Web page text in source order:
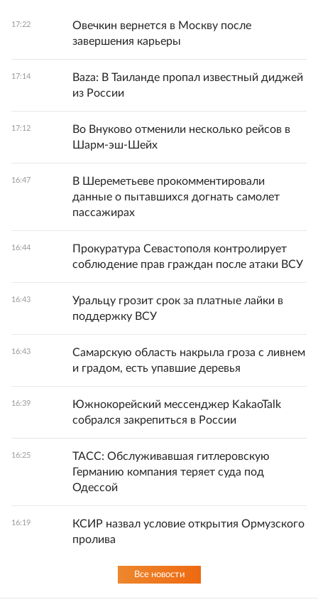
17:22
Овечкин вернется в Москву после
завершения карьеры
17:14
Baza: В Таиланде пропал известный диджей
из России
17:12
Во Внуково отменили несколько рейсов в
Шарм-эш-Шейх
16:47
В Шереметьеве прокомментировали
данные о пытавшихся догнать самолет
пассажирах
16:44
Прокуратура Севастополя контролирует
соблюдение прав граждан после атаки ВСУ
16:43
Уральцу грозит срок за платные лайки в
поддержку ВСУ
16:43
Самарскую область накрыла гроза с ливнем
и градом, есть упавшие деревья
16:39
Южнокорейский мессенджер KakaoTalk
собрался закрепиться в России
16:25
ТАСС: Обслуживавшая гитлеровскую
Германию компания теряет суда под
Одессой
16:19
КСИР назвал условие открытия Ормузского
пролива
Все новости